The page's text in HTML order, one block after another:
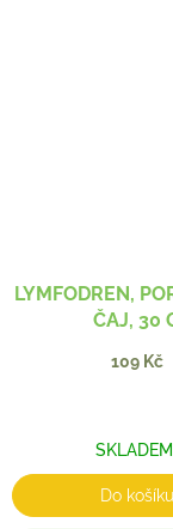
LYMFODREN,
ČAJ, 30
109 Kč
SKLADEM
Do košíku